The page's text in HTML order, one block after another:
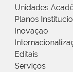
Unidades
Planos
Inovação
Editais
Serviços